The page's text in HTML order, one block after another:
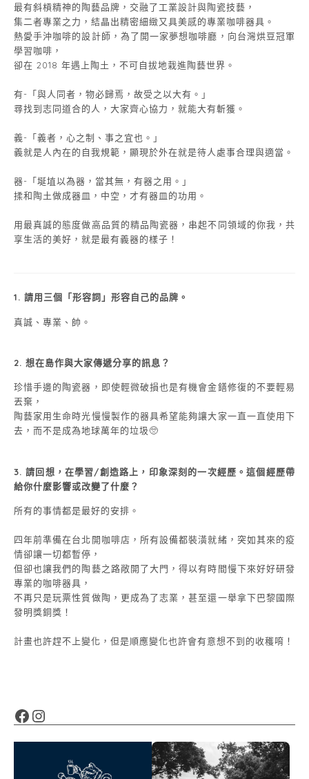
最有斜槓精神的陶藝品牌，交融了工業設計與陶瓷技藝，
集二者專業之力，結晶出精密細緻又具美感的專業咖啡器具。
熱愛手沖咖啡的設計師，為了開一家夢想咖啡廳，向台灣烘豆冠軍
學習咖啡，
卻在 2018 年遇上陶土，不可自拔地栽進陶藝世界。
有-「與人同者，物必歸焉，故受之以大有。」
尋找到志同道合的人，大家齊心協力，就能大有斬獲。
義-「義者，心之制、事之宜也。」
義就是人內在的自我規範，顯現於外在就是待人處事合理與適當。
器-「埏埴以為器，當其無，有器之用。」
揉和陶土做成器皿，中空，才有器皿的功用。
用最真誠的態度做高品質的精品陶瓷器，串起不同領域的你我，共
享生活的美好，就是最有義器的樣子！
1. 請用三個「形容詞」形容自己的品牌。
真誠、專業、帥。
2. 想在島作與大家傳遞分享的訊息？
珍惜手邊的陶瓷器，即使輕微破損也是有機會金鐥修復的不要輕易
丟棄，
陶藝家用生命時光慢慢製作的器具希望能夠讓大家一直一直使用下
去，而不是成為地球萬年的垃圾🥺
3. 請回想，在學習/創造路上，印象深刻的一次經歷。這個經歷帶
給你什麼影響或改變了什麼？
所有的事情都是最好的安排。
四年前準備在台北開咖啡店，所有設備都裝潢就緒，突如其來的疫
情卻讓一切都暫停，
但卻也讓我們的陶藝之路敞開了大門，得以有時間慢下來好好研發
專業的咖啡器具，
不再只是玩票性質做陶，更成為了志業，甚至還一舉拿下巴黎國際
發明獎銅獎！
計畫也許趕不上變化，但是順應變化也許會有意想不到的收穫唷！